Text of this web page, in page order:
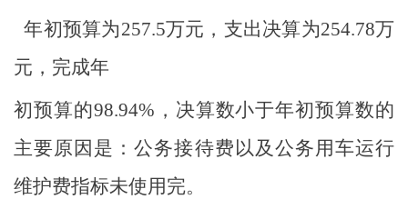
年初预算为257.5万元，支出决算为254.78万
元，完成年
初预算的98.94% ，决算数小于年初预算数的
主要原因是：公务接待费以及公务用车运行
维护费指标未使用完。